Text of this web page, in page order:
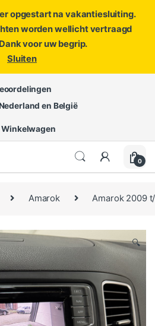
opgestart na vakantiesluiting.
worden wellicht vertraagd
voor uw begrip.
Sluiten
ofopen een ticket
en België
Winkelwagen
0
Amarok Amarok 2009
🔍